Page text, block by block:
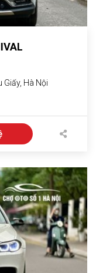
Giấy, Hà Nội